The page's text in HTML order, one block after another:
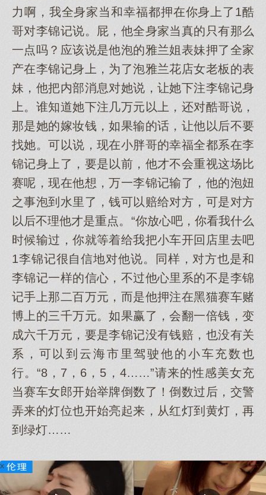
力啊，我全身家当和幸福都押在你身上了1酷
哥对李锦记说。屁，他全身家当真的只有那么
一点吗？应该说是他泡的雅兰姐表妹押了全家
产在李锦记身上，为了泡雅兰花店女老板的表
妹，他把内部消息对她说，让她下注李锦记身
上。谁知道她下注几万元以上，还对酷哥说，
那是她的嫁妆钱，如果输的话，让他以后不要
找她。可以说，现在小胖哥的幸福全都系在李
锦记身上了，要是以前，他才不会重视这场比
赛呢，现在他想，万一李锦记输了，他的泡妞
之事泡到水里了，钱可以赔给对方，可是对方
以后不理他才是重点。“你放心吧，你看我什么
时候输过，你就等着给我把小车开回店里去吧
1李锦记很自信地对他说。同样，对方也是和
李锦记一样的信心，不过他心里系的不是李锦
记手上那二百万元，而是他押注在黑猫赛车赌
博上的三千万元。如果赢了，会翻一倍钱，变
成六千万元，要是李锦记没有钱赔，也没有关
系，可以到云海市里驾驶他的小车充数也
行。“8，7，6，5，4……”请来的性感美女充
当赛车女郎开始举牌倒数了！倒数过后，交警
弄来的灯位也开始亮起来，从红灯到黄灯，再
到绿灯……
x